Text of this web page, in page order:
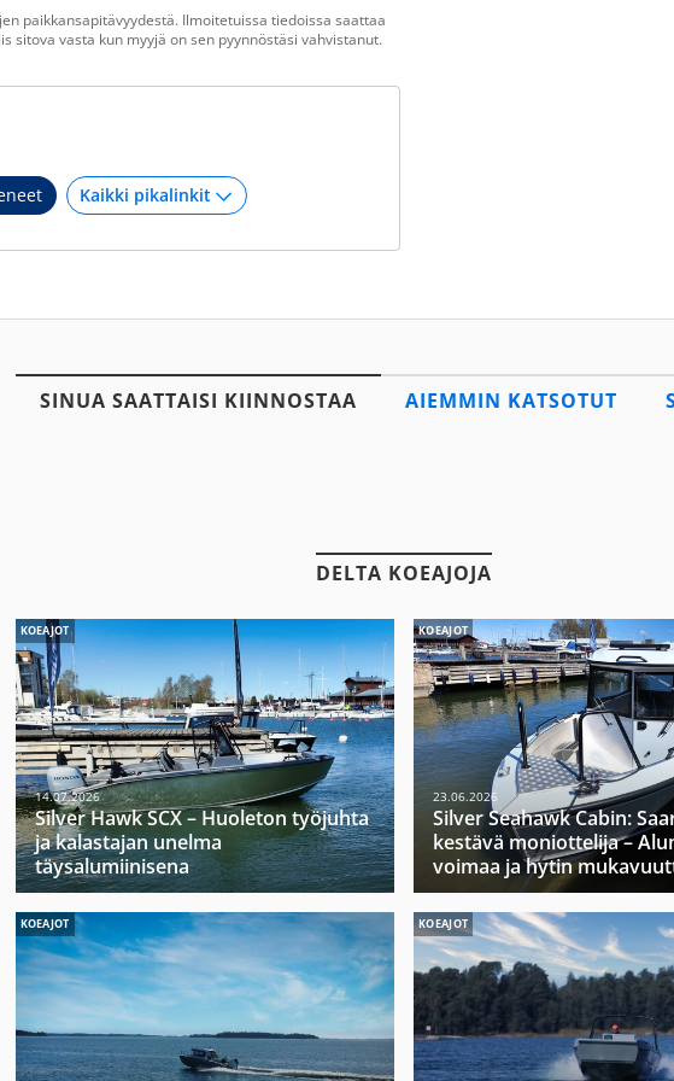
paikkansapitävyydestä. Ilmoitetuissa tiedoissa saattaa
vasta kun myyjä on sen pyynnöstäsi vahvistanut.
SINUA SAATTAISI KIINNOSTAA AIEMMIN KATSOTUT
DELTA KOEAJOJA
KOEAJOT
14.07.2026
Silver Hawk SCX – Huoleton työjuhta
ja kalastajan unelma
täysalumiinisena
KOEAJOT
23.06.2026
Silver Seahawk Cabin:
kestävä moniottelija –
voimaa ja hytin
KOEAJOT KOEAJOT